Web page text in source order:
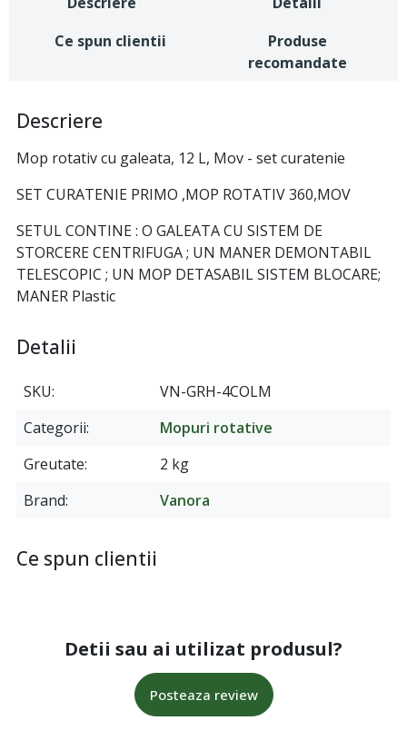
Ce spun clientii
Produse
recomandate
Descriere
Mop rotativ cu galeata, 12 L, Mov - set curatenie
SET CURATENIE PRIMO ,MOP ROTATIV 360,MOV
SETUL CONTINE : O GALEATA CU SISTEM DE
STORCERE CENTRIFUGA ; UN MANER DEMONTABIL
TELESCOPIC ; UN MOP DETASABIL SISTEM BLOCARE;
MANER Plastic
Detalii
SKU
VN-GRH-4COLM
Categorii
Mopuri rotative
Greutate
2 kg
Brand
Vanora
Ce spun clientii
Detii sau ai utilizat produsul?
Posteaza review